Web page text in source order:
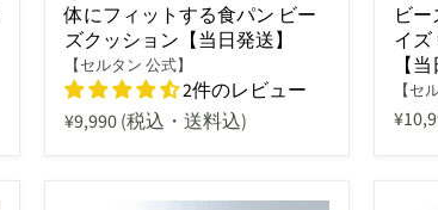
体にフィットする食パン ビー
ズクッション【当日発送】
【セルタン 公式】
2件のレビュー
¥9,990(税込・送料込)
ビ
イズ
【
【セ